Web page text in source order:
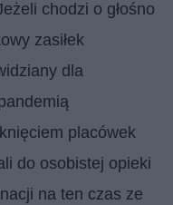
chodzi o głośno
zasiłek
dla
placówek
do osobistej opieki
na ten czas ze